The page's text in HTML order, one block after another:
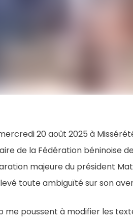
20 août 2025 à
de la Fédération béninoise
majeure du président
toute ambiguïté sur son
me poussent à modifier les